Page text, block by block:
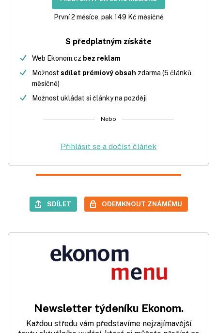
První 2 měsíce, pak 149 Kč měsíčně
S předplatným získáte
Web Ekonom.cz bez reklam
Možnost sdílet prémiový obsah zdarma (5 článků
měsíčně)
Možnost ukládat si články na později
Nebo
Přihlásit se a dočíst článek
SDÍLET ODEMKNOUT ZNÁMÉMU
Newsletter týdeníku Ekonom.
Každou středu vám představíme nejzajímavější